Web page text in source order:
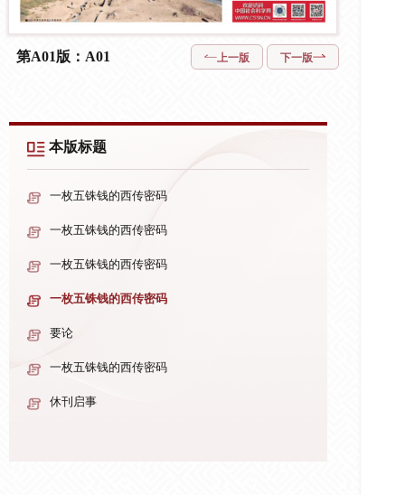
第A01版：A01 上一版 下一版
本版标题
一枚五铢钱的西传密码
一枚五铢钱的西传密码
一枚五铢钱的西传密码
一枚五铢钱的西传密码
要论
一枚五铢钱的西传密码
休刊启事